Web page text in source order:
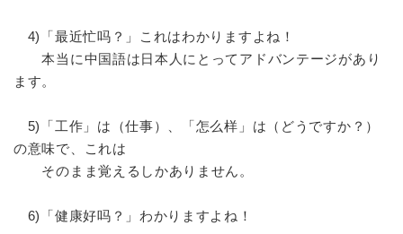
4)「最近忙吗？」これはわかりますよね！
本当に中国語は日本人にとってアドバンテージがあり
ます。
5)「工作」は（仕事）、「怎么样」は（どうですか？）
の意味で、これは
そのまま覚えるしかありません。
6)「健康好吗？」わかりますよね！